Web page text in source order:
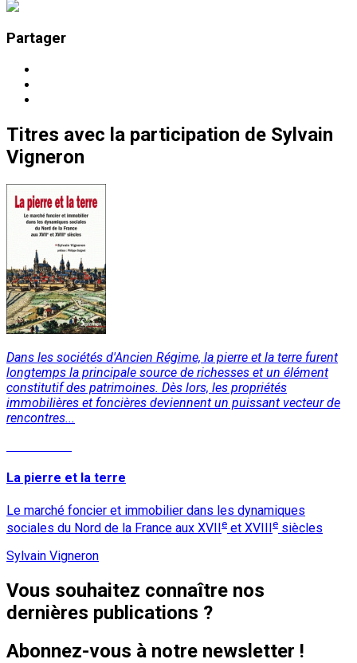
Partager
Titres avec la participation de Sylvain
Vigneron
Dans les sociétés d'Ancien Régime, la pierre et la terre furent
longtemps la principale source de richesses et un élément
constitutif des patrimoines. Dès lors, les propriétés
immobilières et foncières deviennent un puissant vecteur de
rencontres...
La pierre et la terre
Le marché foncier et immobilier dans les dynamiques
sociales du Nord de la France aux XVIIe et XVIIIe siècles
Sylvain Vigneron
Vous souhaitez connaître nos
dernières publications ?
Abonnez-vous à notre newsletter !